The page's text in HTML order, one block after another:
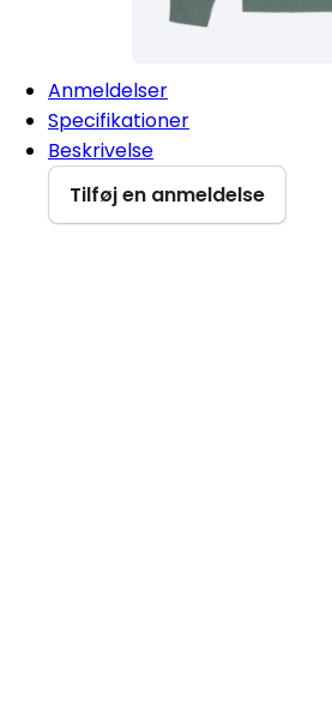
Anmeldelser
Specifikationer
Beskrivelse
Tilføj en anmeldelse